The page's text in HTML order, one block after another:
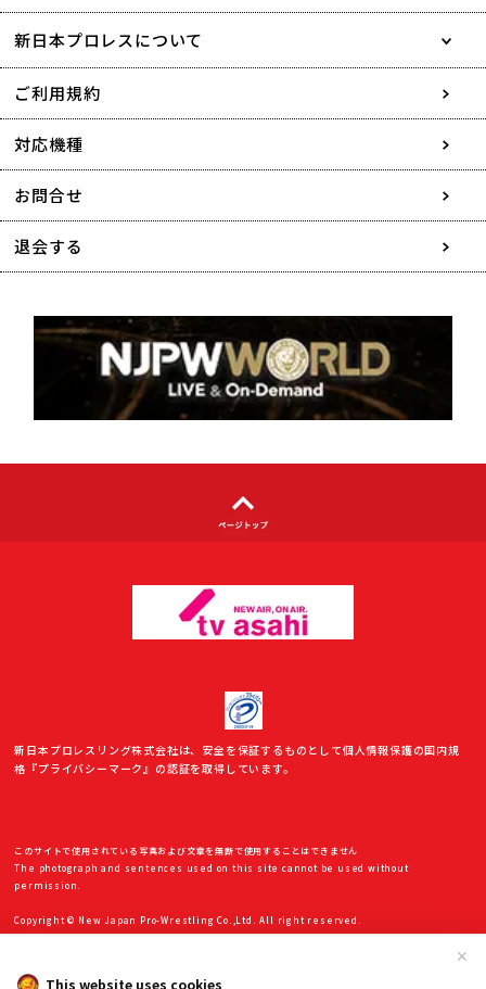
This website uses cookies
✕
新日本プロレスについて
会社情報
採用情報
協賛・広告媒体のご案内
特定商取引に関する表記
著作権について
利用者情報の外部送信について
ご利用規約
対応機種
お問合せ
退会する
新日本プロレスリング株式会社は、安全を保証するものとして個人情報保護の国内規
格『プライバシーマーク』の認証を取得しています。
このサイトで使用されている写真および文章を無断で使用することはできません
The photograph and sentences used on this site cannot be used without
permission.
Copyright © New Japan Pro-Wrestling Co.,Ltd. All right reserved.